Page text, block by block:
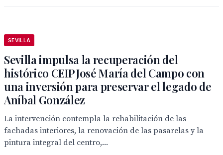
SEVILLA
Sevilla impulsa la recuperación del
histórico CEIP José María del Campo con
una inversión para preservar el legado de
Aníbal González
La intervención contempla la rehabilitación de las
fachadas interiores, la renovación de las pasarelas y la
pintura integral del centro,...